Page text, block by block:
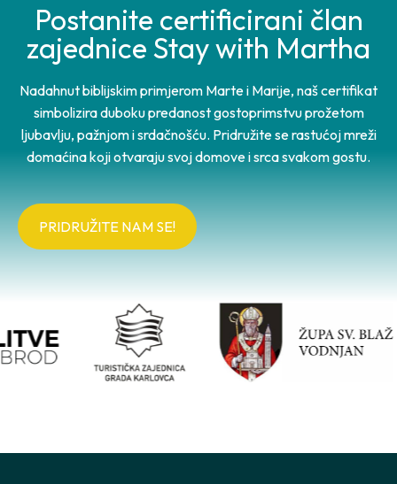
Postanite certificirani član
zajednice Stay with Martha
Nadahnut biblijskim primjerom Marte i Marije, naš certifikat
simbolizira duboku predanost gostoprimstvu prožetom
ljubavlju, pažnjom i srdačnošću. Pridružite se rastućoj mreži
domaćina koji otvaraju svoj domove i srca svakom gostu.
PRIDRUŽITE NAM SE!